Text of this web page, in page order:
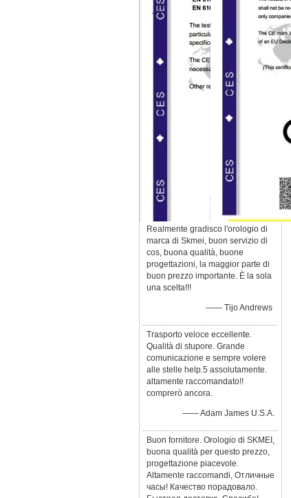
Realmente gradisco l'orologio di
marca di Skmei, buon servizio di
cos, buona qualità, buone
progettazioni, la maggior parte di
buon prezzo importante. È la sola
una scelta!!!
—— Tijo Andrews
Trasporto veloce eccellente.
Qualità di stupore. Grande
comunicazione e sempre volere
alle stelle help.5 assolutamente.
altamente raccomandato!!
comprerò ancora.
—— Adam James U.S.A.
Buon fornitore. Orologio di SKMEI,
buona qualità per questo prezzo,
progettazione piacevole.
Altamente raccomandi, Отличные
часы! Качество порадовало.